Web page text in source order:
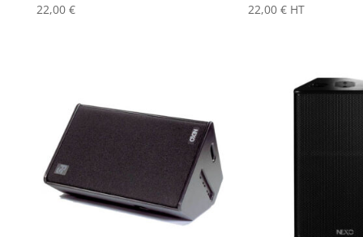
22,00 €
22,00 € HT